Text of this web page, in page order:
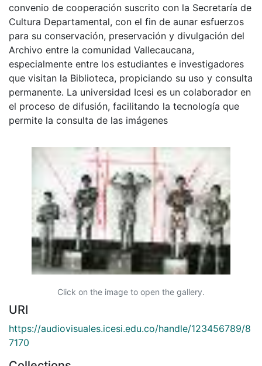
convenio de cooperación suscrito con la Secretaría de
Cultura Departamental, con el fin de aunar esfuerzos
para su conservación, preservación y divulgación del
Archivo entre la comunidad Vallecaucana,
especialmente entre los estudiantes e investigadores
que visitan la Biblioteca, propiciando su uso y consulta
permanente. La universidad Icesi es un colaborador en
el proceso de difusión, facilitando la tecnología que
permite la consulta de las imágenes
Click on the image to open the gallery.
URI
https://audiovisuales.icesi.edu.co/handle/123456789/8
7170